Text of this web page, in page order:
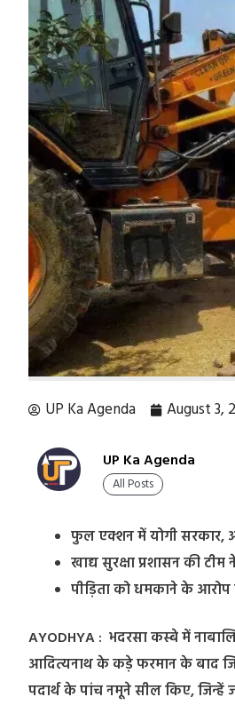
UP Ka Agenda August 3,
UP Ka Agenda
All Posts
फुल एक्शन में योगी सरकार,
खाद्य सुरक्षा प्रशासन की
पीड़िता को धमकाने के
AYODHYA : भदरसा कस्बे में
आदित्यनाथ के कड़े फरमान के बाद
पदार्थ के पांच नमूने सील किए, जिन्हें